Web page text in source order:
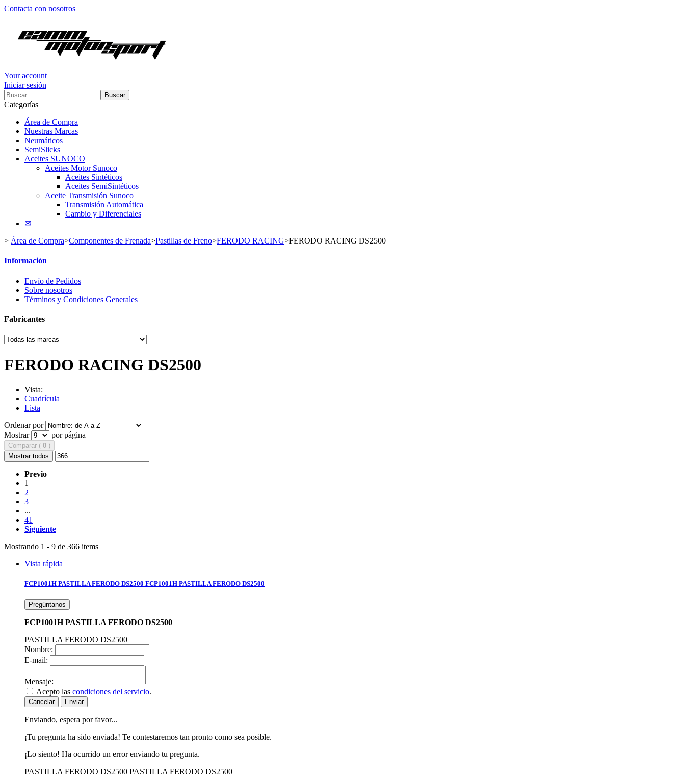
Contacta con nosotros
Your account
Iniciar sesión
Buscar
Categorías
Área de Compra
Nuestras Marcas
Neumáticos
SemiSlicks
Aceites SUNOCO
Aceites Motor Sunoco
Aceites Sintéticos
Aceites SemiSintéticos
Aceite Transmisión Sunoco
Transmisión Automática
Cambio y Diferenciales
✉
> Área de Compra>Componentes de Frenada>Pastillas de Freno>FERODO RACING>FERODO RACING DS2500
Información
Envío de Pedidos
Sobre nosotros
Términos y Condiciones Generales
Fabricantes
FERODO RACING DS2500
Vista:
Cuadrícula
Lista
Ordenar por
Mostrar
por página
Comparar ( 0 )
Mostrar todos
Previo
1
2
3
...
41
Siguiente
Mostrando 1 - 9 de 366 items
Vista rápida
FCP1001H PASTILLA FERODO DS2500 FCP1001H PASTILLA FERODO DS2500
Pregúntanos
FCP1001H PASTILLA FERODO DS2500
PASTILLA FERODO DS2500
Nombre:
E-mail:
Mensaje:
Acepto las condiciones del servicio.
Cancelar Enviar
Enviando, espera por favor...
¡Tu pregunta ha sido enviada! Te contestaremos tan pronto como sea posible.
¡Lo siento! Ha ocurrido un error enviando tu pregunta.
PASTILLA FERODO DS2500 PASTILLA FERODO DS2500